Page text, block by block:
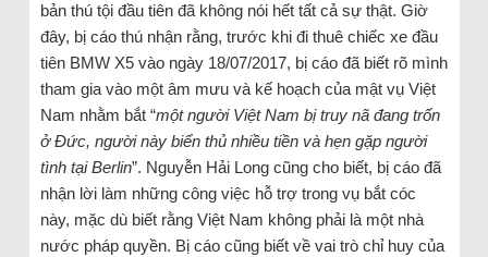
bản thú tội đầu tiên đã không nói hết tất cả sự thật. Giờ
đây, bị cáo thú nhận rằng, trước khi đi thuê chiếc xe đầu
tiên BMW X5 vào ngày 18/07/2017, bị cáo đã biết rõ mình
tham gia vào một âm mưu và kế hoạch của mật vụ Việt
Nam nhằm bắt “một người Việt Nam bị truy nã đang trốn
ở Đức, người này biển thủ nhiều tiền và hẹn gặp người
tình tại Berlin”. Nguyễn Hải Long cũng cho biết, bị cáo đã
nhận lời làm những công việc hỗ trợ trong vụ bắt cóc
này, mặc dù biết rằng Việt Nam không phải là một nhà
nước pháp quyền. Bị cáo cũng biết về vai trò chỉ huy của